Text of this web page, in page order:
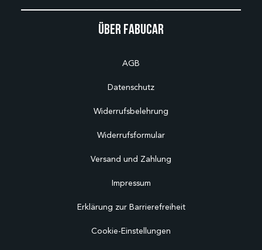
Über Fabucar
AGB
Datenschutz
Widerrufsbelehrung
Widerrufsformular
Versand und Zahlung
Impressum
Erklärung zur Barrierefreiheit
Cookie-Einstellungen